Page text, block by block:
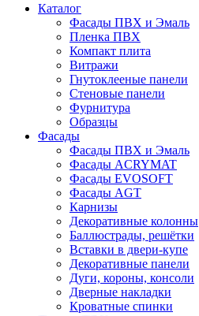
Каталог
Фасады ПВХ и Эмаль
Пленка ПВХ
Компакт плита
Витражи
Гнутоклееные панели
Стеновые панели
Фурнитура
Образцы
Фасады
Фасады ПВХ и Эмаль
Фасады ACRYMAT
Фасады EVOSOFT
Фасады AGT
Карнизы
Декоративные колонны
Баллюстрады, решётки
Вставки в двери-купе
Декоративные панели
Дуги, короны, консоли
Дверные накладки
Кроватные спинки